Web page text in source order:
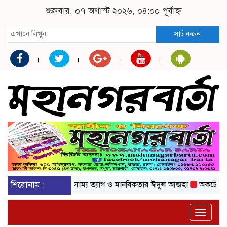
শুক্রবার, ০৭ অগাস্ট ২০২৬, ০৪:০০ পূর্বাহ্ন
সার্চ করুন
শিরোনাম :এলো সাম্য ত্যাগ ও মানবিকতার ঈদুল আজহা অকটেনের দাম
Toggle